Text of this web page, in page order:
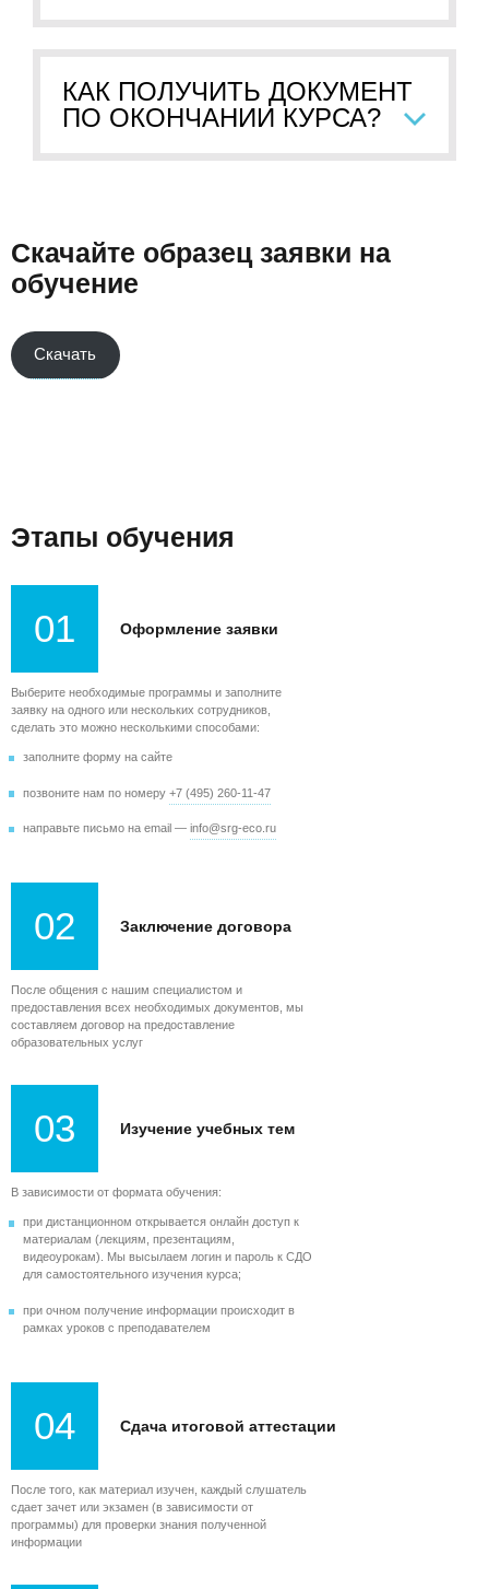
КАК ПОЛУЧИТЬ ДОКУМЕНТ
ПО ОКОНЧАНИИ КУРСА?
Скачайте образец заявки на
обучение
Скачать
Этапы обучения
01 Оформление заявки
Выберите необходимые программы и заполните
заявку на одного или нескольких сотрудников,
сделать это можно несколькими способами:
заполните форму на сайте
позвоните нам по номеру+7 (495) 260-11-47
направьте письмо на email —info@srg-eco.ru
02 Заключение договора
После общения с нашим специалистом и
предоставления всех необходимых документов, мы
составляем договор на предоставление
образовательных услуг
03 Изучение учебных тем
В зависимости от формата обучения:
при дистанционном открывается онлайн доступ к
материалам (лекциям, презентациям,
видеоурокам). Мы высылаем логин и пароль к СДО
для самостоятельного изучения курса;
при очном получение информации происходит в
рамках уроков с преподавателем
04 Сдача итоговой аттестации
После того, как материал изучен, каждый слушатель
сдает зачет или экзамен (в зависимости от
программы) для проверки знания полученной
информации